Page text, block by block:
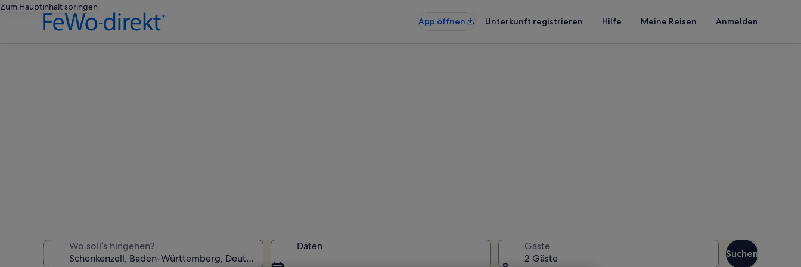
Zum Hauptinhalt springen
App öffnen
Unterkunft registrieren Hilfe Meine Reisen Anmelden
Wo soll’s hingehen? Daten
Gäste
2 Gäste
Suchen